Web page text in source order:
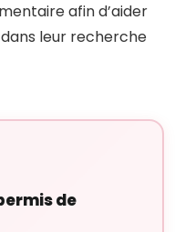
afin d’aider
leur recherche
de